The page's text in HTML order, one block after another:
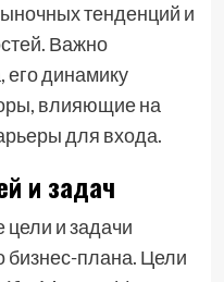
тенденций и
Важно
его динамику
влияющие на
для входа.
и задач
и задачи
бизнес-плана. Цели